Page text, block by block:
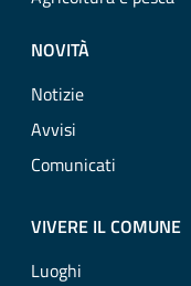
NOVITÀ
Notizie
Avvisi
Comunicati
VIVERE IL COMUNE
Luoghi